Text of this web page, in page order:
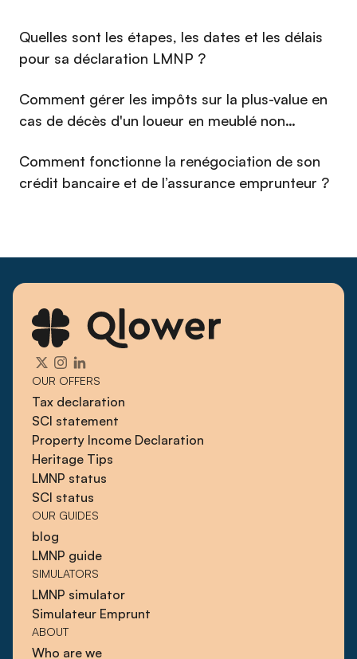
⁠Quelles sont les étapes, les dates et les délais
pour sa déclaration LMNP ?
Comment gérer les impôts sur la plus-value en
cas de décès d'un loueur en meublé non
Comment fonctionne la renégociation de son
crédit bancaire et de l’assurance emprunteur ?
OUR OFFERS
Tax declaration
SCI statement
Property Income Declaration
Heritage Tips
LMNP status
SCI status
OUR GUIDES
blog
LMNP guide
SIMULATORS
LMNP simulator
Simulateur Emprunt
ABOUT
Who are we